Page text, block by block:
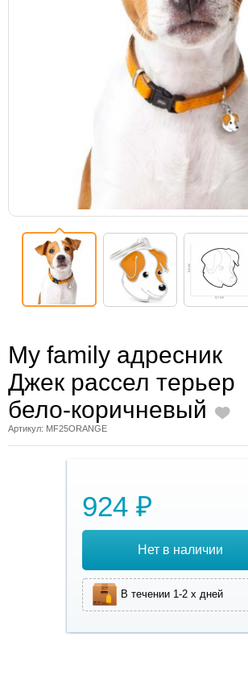
My family адресник
Джек рассел терьер
бело-коричневый
Артикул: MF25ORANGE
924 ₽
Нет в наличии
В течении 1-2 х дней